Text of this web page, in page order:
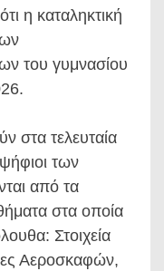
η καταληκτική
του γυμνασίου
στα τελευταία
των
από τα
στα οποία
Στοιχεία
Αεροσκαφών,